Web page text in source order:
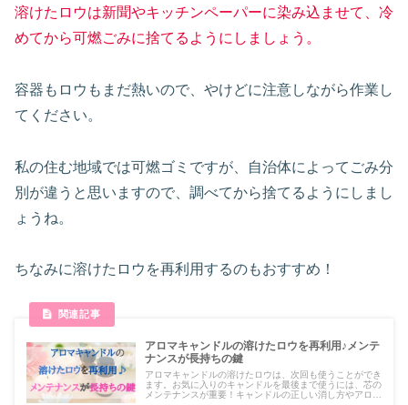
溶けたロウは新聞やキッチンペーパーに染み込ませて、冷
めてから可燃ごみに捨てるようにしましょう。
容器もロウもまだ熱いので、やけどに注意しながら作業し
てください。
私の住む地域では可燃ゴミですが、自治体によってごみ分
別が違うと思いますので、調べてから捨てるようにしまし
ょうね。
ちなみに溶けたロウを再利用するのもおすすめ！
アロマキャンドルの溶けたロウを再利用♪メンテ
ナンスが長持ちの鍵
アロマキャンドルの溶けたロウは、次回も使うことができ
ます。お気に入りのキャンドルを最後まで使うには、芯の
メンテナンスが重要！キャンドルの正しい消し方やアロマ